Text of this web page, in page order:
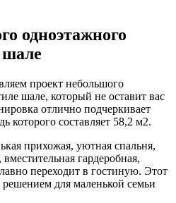
одноэтажного
шале
проект небольшого
шале, который не оставит вас
отлично подчеркивает
которого составляет 58,2 м2.
прихожая, уютная спальня,
гардеробная,
переходит в гостиную. Этот
для маленькой семьи